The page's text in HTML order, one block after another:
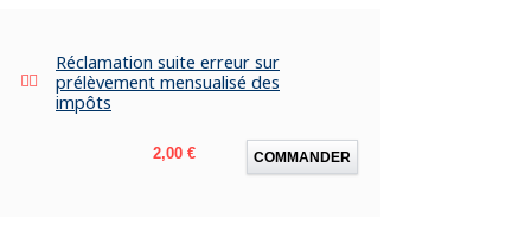
Réclamation suite erreur sur
prélèvement mensualisé des
impôts
Prix
2,00 € COMMANDER